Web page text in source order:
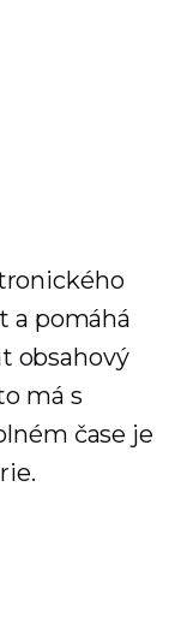
a pomáhá
obsahový
má s
čase je